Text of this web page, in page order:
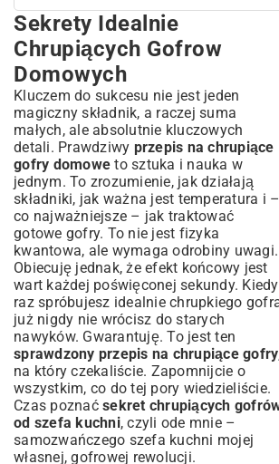
Sekrety Idealnie Chrupiących Gofrow
Domowych
Dlaczego warto piec gofry w domu?
Składniki na Najlepsze Chrupiące Gofry
– Lista Niezbędnych
Jaka mąka na chrupiące gofry?
Rola drożdży i proszku do pieczenia w
gofrach
Przygotowanie Ciasta Krok po Kroku –
Osiągnij Perfekcję
Łączenie składników na puszyste ciasto
Idealna konsystencja ciasta na gofry
Pieczenie Gofrow – Klucz do Złocistej
Chrupkości
Jaką gofrownicę wybrać do chrupiących
gofrów?
Temperatura i czas pieczenia – poznaj
złoty środek
Sprawdzone Triki na Ekstra Chrupiące
Gofry
Dodatkowe składniki dla wzmocnienia
chrupkości
Sekrety prawidłowego studzenia gofrów
Sekrety Idealnie
Chrupiących Gofrow
Domowych
Kluczem do sukcesu nie jest jeden
magiczny składnik, a raczej suma
małych, ale absolutnie kluczowych
detali. Prawdziwy przepis na chrupiące
gofry domowe to sztuka i nauka w
jednym. To zrozumienie, jak działają
składniki, jak ważna jest temperatura i –
co najważniejsze – jak traktować
gotowe gofry. To nie jest fizyka
kwantowa, ale wymaga odrobiny uwagi.
Obiecuję jednak, że efekt końcowy jest
wart każdej poświęconej sekundy. Kiedy
raz spróbujesz idealnie chrupkiego
już nigdy nie wrócisz do starych
nawyków. Gwarantuję. To jest ten
sprawdzony przepis na chrupiące gofry
na który czekaliście. Zapomnijcie o
wszystkim, co do tej pory wiedzieliście.
Czas poznać sekret chrupiących
od szefa kuchni, czyli ode mnie –
samozwańczego szefa kuchni mojej
własnej, gofrowej rewolucji.